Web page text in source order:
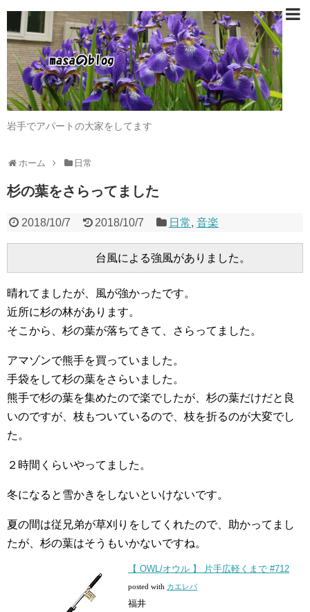
岩手でアパートの大家をしてます
ホーム 日常
杉の葉をさらってました
2018/10/7 2018/10/7 日常,音楽
晴れてましたが、風が強かったです。
近所に杉の林があります。
そこから、杉の葉が落ちてきて、さらってました。
アマゾンで熊手を買っていました。
手袋をして杉の葉をさらいました。
熊手で杉の葉を集めたので楽でしたが、杉の葉だけだと良
いのですが、枝もついているので、枝を折るのが大変でし
た。
２時間くらいやってました。
冬になると雪かきをしないといけないです。
夏の間は従兄弟が草刈りをしてくれたので、助かってまし
たが、杉の葉はそうもいかないですね。
【 OWL/オウル 】 片手広軽くまで #712
posted with カエレバ
福井